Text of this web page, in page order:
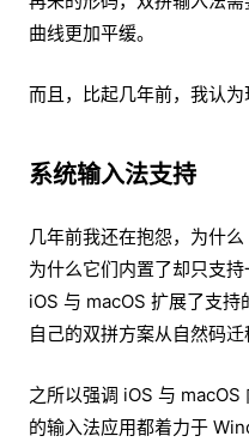
曲线更加平缓。
而且，比起几年前，我认为
系统输入法支持
几年前我还在抱怨，为什么
为什么它们内置了却只支持
iOS 与 macOS 扩展了支
自己的双拼方案从自然码迁
之所以强调 iOS 与
的输入法应用都着力于